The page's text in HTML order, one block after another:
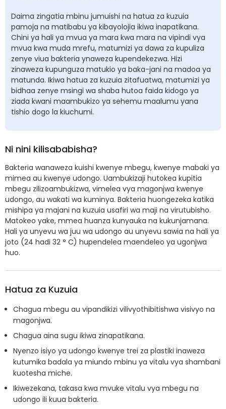
Daima zingatia mbinu jumuishi na hatua za kuzuia
pamoja na matibabu ya kibayolojia ikiwa inapatikana.
Chini ya hali ya mvua ya mara kwa mara na vipindi vya
mvua kwa muda mrefu, matumizi ya dawa za kupuliza
zenye viua bakteria ynaweza kupendekezwa. Hizi
zinaweza kupunguza matukio ya baka-jani na madoa ya
matunda. Ikiwa hatua za kuzuia zitafuatwa, matumizi ya
bidhaa zenye msingi wa shaba hutoa faida kidogo ya
ziada kwani maambukizo ya sehemu maalumu yana
tishio dogo la kiuchumi.
Ni nini kilisababisha?
Bakteria wanaweza kuishi kwenye mbegu, kwenye mabaki ya
mimea au kwenye udongo. Uambukizaji hutokea kupitia
mbegu zilizoambukizwa, vimelea vya magonjwa kwenye
udongo, au wakati wa kuminya. Bakteria huongezeka katika
mishipa ya majani na kuzuia usafiri wa maji na virutubisho.
Matokeo yake, mmea huanza kunyauka na kukunjamana.
Hali ya unyevu wa juu wa udongo au unyevu sawia na hali ya
joto (24 hadi 32 ° C) hupendelea maendeleo ya ugonjwa
huo.
Hatua za Kuzuia
Chagua mbegu au vipandikizi vilivyothibitishwa visivyo na
magonjwa.
Chagua aina sugu ikiwa zinapatikana.
Nyenzo isiyo ya udongo kwenye trei za plastiki inaweza
kutumika badala ya miundo mbinu ya vitalu vya shambani
kuotesha miche.
Ikiwezekana, takasa kwa mvuke vitalu vya mbegu na
udongo ili kuua bakteria.